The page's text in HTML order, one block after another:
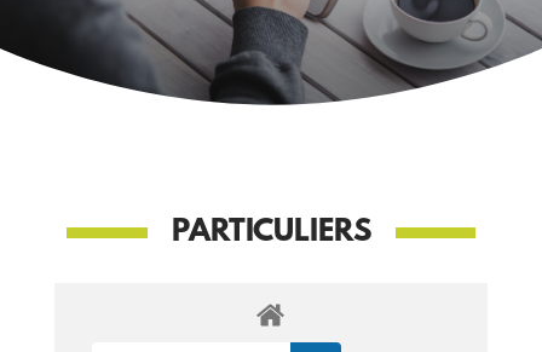
PARTICULIERS